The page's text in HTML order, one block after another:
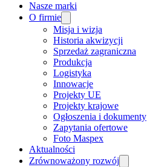
Nasze marki
O firmie
Misja i wizja
Historia akwizycji
Sprzedaż zagraniczna
Produkcja
Logistyka
Innowacje
Projekty UE
Projekty krajowe
Ogłoszenia i dokumenty
Zapytania ofertowe
Foto Maspex
Aktualności
Zrównoważony rozwój